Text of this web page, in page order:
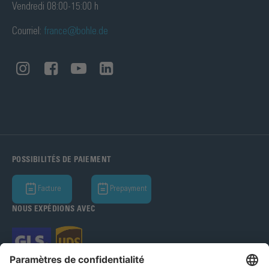
Vendredi 08:00-15:00 h
Courriel: france@bohle.de
POSSIBILITÉS DE PAIEMENT
Facture Prepayment
NOUS EXPÉDIONS AVEC